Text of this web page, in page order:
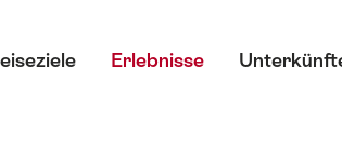
Erlebnisse